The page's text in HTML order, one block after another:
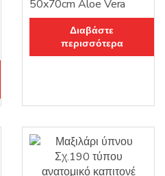
50x70cm Aloe Vera
Διαβάστε
περισσότερα